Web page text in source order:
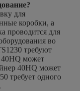
для
коробки, а
проводится для
во
требуют
40HQ может
40HQ может
требует одного